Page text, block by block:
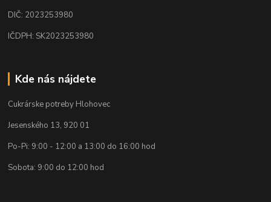
DIČ: 2023253980
IČDPH: SK2023253980
Kde nás nájdete
Cukrárske potreby Hlohovec
Jesenského 13, 920 01
Po-Pi: 9:00 - 12:00 a 13:00 do 16:00 hod
Sobota: 9:00 do 12:00 hod